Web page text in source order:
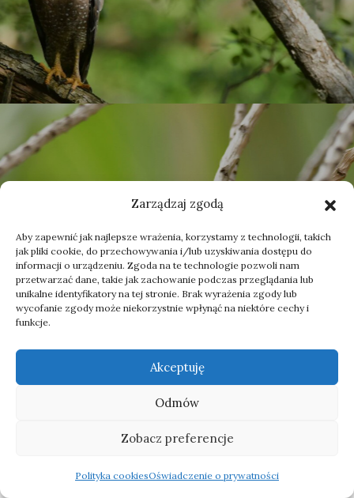
Zarządzaj zgodą
Aby zapewnić jak najlepsze wrażenia, korzystamy z technologii, takich
jak pliki cookie, do przechowywania i/lub uzyskiwania dostępu do
informacji o urządzeniu. Zgoda na te technologie pozwoli nam
przetwarzać dane, takie jak zachowanie podczas przeglądania lub
unikalne identyfikatory na tej stronie. Brak wyrażenia zgody lub
wycofanie zgody może niekorzystnie wpłynąć na niektóre cechy i
funkcje.
Akceptuję
Odmów
Zobacz preferencje
Polityka cookiesOświadczenie o prywatności
Następny
Ptaki Afryki wschodniej - ptasia
wyprawa na Zanzibar